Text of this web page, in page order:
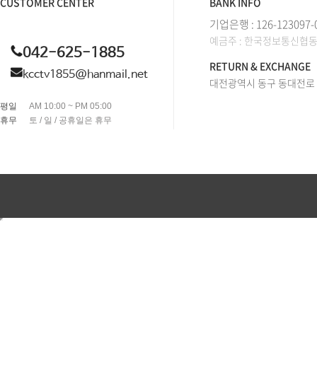
042-625-1885
kcctv1855@hanmail.net
평일
AM 10:00 ~ PM 05:00
휴무
토 / 일 / 공휴일은 휴무
기업은행 : 126-
예금주 : 한국정보통신협
RETURN & EXCHANGE
대전광역시 동구 동대전